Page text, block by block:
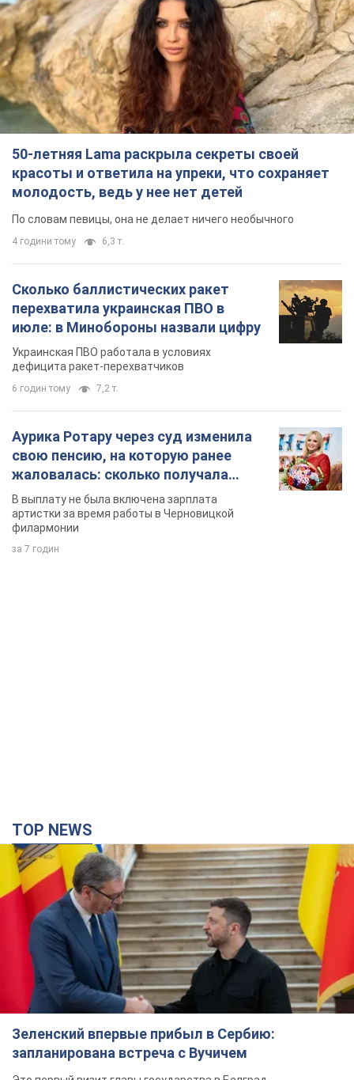
50-летняя Lama раскрыла секреты своей
красоты и ответила на упреки, что сохраняет
молодость, ведь у нее нет детей
По словам певицы, она не делает ничего необычного
4 години тому 6,3 т.
Сколько баллистических ракет
перехватила украинская ПВО в
июле: в Минобороны назвали цифру
Украинская ПВО работала в условиях
дефицита ракет-перехватчиков
6 годин тому 7,2 т.
Аурика Ротару через суд изменила
свою пенсию, на которую ранее
жаловалась: сколько получала
певица
В выплату не была включена зарплата
артистки за время работы в Черновицкой
филармонии
за 7 годин
TOP NEWS
Зеленский впервые прибыл в Сербию:
запланирована встреча с Вучичем